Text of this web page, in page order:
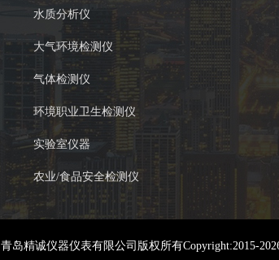
水质分析仪
大气环境检测仪
气体检测仪
环境职业卫生检测仪
实验室仪器
农业/食品安全检测仪
青岛精诚仪器仪表有限公司版权所有Copyright:2015-